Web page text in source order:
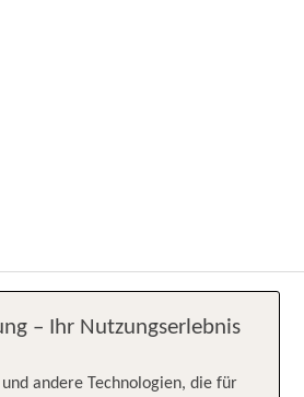
Sie
– Ihr Nutzungserlebnis
andere Technologien, die für